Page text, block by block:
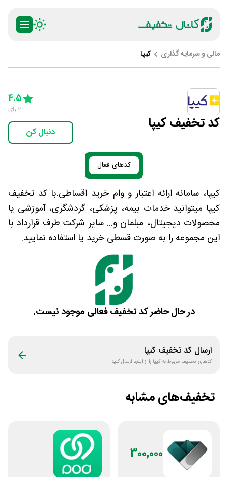
مالی و سرمایه گذاری کیپا
کد تخفیف کیپا
4 Stars
5 Stars
4.5
2 رای
دنبال کن
کدهای فعال
کیپا، سامانه ارائه اعتبار و وام خرید اقساطی.با کد تخفیف
کیپا میتوانید خدمات بیمه، پزشکی، گردشگری، آموزشی یا
محصولات دیجیتال، مبلمان و... سایر شرکت طرف قرارداد با
این مجموعه را به صورت قسطی خرید یا استفاده نمایید.
در حال حاضر کد تخفیف فعالی موجود نیست.
ارسال کد تخفیف کیپا
کدهای تخفیف مربوط بهکیپا را از اینجا ارسال کنید
تخفیف‌های مشابه
300,000